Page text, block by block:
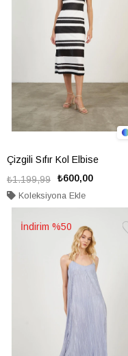
Çizgili Sıfır Kol Elbise
₺600,00
₺1.199,99
Koleksiyona Ekle
%50